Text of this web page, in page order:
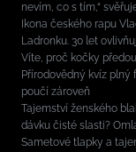
nevím, co s tím,“
Ikona českého rapu
Ladronku. 30 let
Víte, proč kočky
Přírodovědný kvíz
poučí zároveň
Tajemství ženského
dávku čisté slasti?
Sametové tlapky a